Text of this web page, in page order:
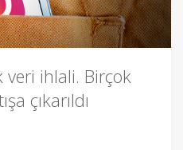
veri ihlali. Birçok
çıkarıldı